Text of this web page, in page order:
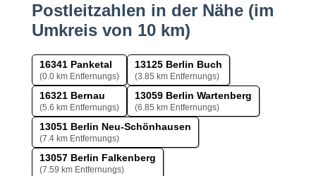
Postleitzahlen in der Nähe (im
Umkreis von 10 km)
16341 Panketal
(0.0 km Entfernungs)
13125 Berlin Buch
(3.85 km Entfernungs)
16321 Bernau
(5.6 km Entfernungs)
13059 Berlin Wartenberg
(6.85 km Entfernungs)
13051 Berlin Neu-Schönhausen
(7.4 km Entfernungs)
13057 Berlin Falkenberg
(7.59 km Entfernungs)